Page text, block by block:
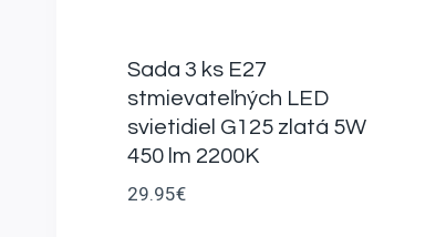
Sada 3 ks E27
stmievateľných LED
svietidiel G125 zlatá 5W
450 lm 2200K
29.95€